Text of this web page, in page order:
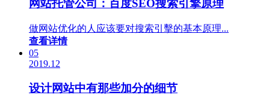
网站托管公司：百度SEO搜索引擎原理
做网站优化的人应该要对搜索引擊的基本原理...
查看详情
05
2019.12
设计网站中有那些加分的细节